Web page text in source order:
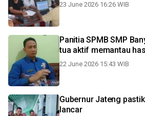
23 June 2026 16:26 WIB
Panitia SPMB SMP
tua aktif memantau
22 June 2026 15:43 WIB
Gubernur Jateng
lancar